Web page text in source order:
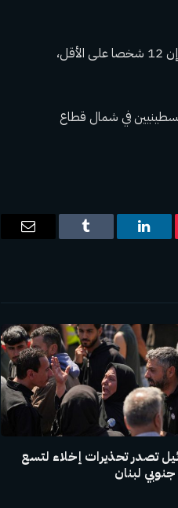
كما واصلت إسرائيل قصف قطاع غزة المحاصر. وقال مسؤولو صحة فلسطينيون يوم الثلاثاء إن 12 شخصا على الأقل،
في شمال قطاع
لينكدإن Tumblr
البريد
تصدر تحذيرات إخلاء لتسع
لبنان